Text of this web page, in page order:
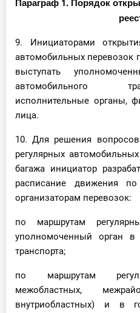
9. Инициаторами
автомобильных перевозок
выступать
автомобильного
исполнительные органы,
лица.
10. Для решения
регулярных
багажа инициатор
расписание движения
организаторам перевозок:
по маршрутам
уполномоченный орган в
транспорта;
по маршрутам
межобластных,
внутриобластных) и в